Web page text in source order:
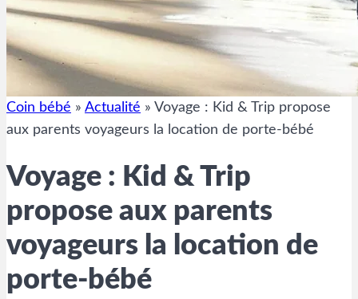
Coin bébé » Actualité » Voyage : Kid & Trip propose
aux parents voyageurs la location de porte-bébé
Voyage : Kid & Trip
propose aux parents
voyageurs la location de
porte-bébé